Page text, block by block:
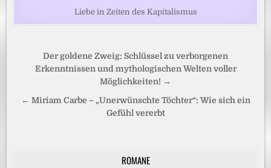
Liebe in Zeiten des Kapitalismus
Beitragsnavigation
Der goldene Zweig: Schlüssel zu verborgenen
Erkenntnissen und mythologischen Welten voller
Möglichkeiten! →
← Miriam Carbe – „Unerwünschte Töchter“: Wie sich ein
Gefühl vererbt
ROMANE